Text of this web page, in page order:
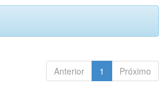
Anterior 1 Próximo